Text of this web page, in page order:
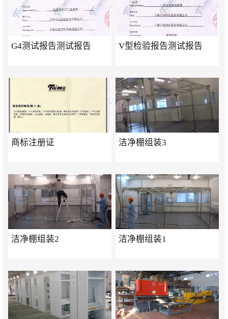
G4测试报告测试报告 V型检验报告测试报告
商标注册证 洁净棚组装3
洁净棚组装2 洁净棚组装1